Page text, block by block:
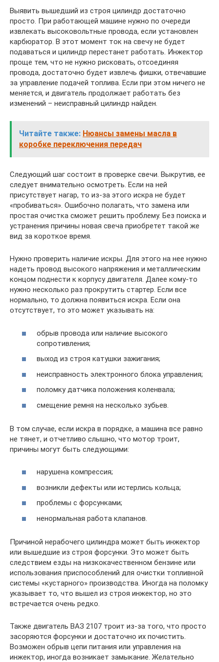
Выявить вышедший из строя цилиндр достаточно
просто. При работающей машине нужно по очереди
извлекать высоковольтные провода, если установлен
карбюратор. В этот момент ток на свечу не будет
подаваться и цилиндр перестанет работать. Инжектор
проще тем, что не нужно рисковать, отсоединяя
провода, достаточно будет извлечь фишки, отвечавшие
за управление подачей топлива. Если при этом ничего не
меняется, и двигатель продолжает работать без
изменений – неисправный цилиндр найден.
Читайте также: Нюансы замены масла в
коробке переключения передач
Следующий шаг состоит в проверке свечи. Выкрутив, ее
следует внимательно осмотреть. Если на ней
присутствует нагар, то из-за этого искра не будет
«пробиваться». Ошибочно полагать, что замена или
простая очистка сможет решить проблему. Без поиска и
устранения причины новая свеча приобретет такой же
вид за короткое время.
Нужно проверить наличие искры. Для этого на нее нужно
надеть провод высокого напряжения и металлическим
концом поднести к корпусу двигателя. Далее кому-то
нужно несколько раз прокрутить стартер. Если все
нормально, то должна появиться искра. Если она
отсутствует, то это может указывать на:
обрыв провода или наличие высокого
сопротивления;
выход из строя катушки зажигания;
неисправность электронного блока управления;
поломку датчика положения коленвала;
смещение ремня на несколько зубьев.
В том случае, если искра в порядке, а машина все равно
не тянет, и отчетливо слышно, что мотор троит,
причины могут быть следующими:
нарушена компрессия;
возникли дефекты или истерлись кольца;
проблемы с форсунками;
ненормальная работа клапанов.
Причиной нерабочего цилиндра может быть инжектор
или вышедшие из строя форсунки. Это может быть
следствием езды на низкокачественном бензине или
использования приспособлений для очистки топливной
системы «кустарного» производства. Иногда на поломку
указывает то, что вышел из строя инжектор, но это
встречается очень редко.
Также двигатель ВАЗ 2107 троит из-за того, что просто
засоряются форсунки и достаточно их почистить.
Возможен обрыв цепи питания или управления на
инжектор, иногда возникает замыкание. Желательно